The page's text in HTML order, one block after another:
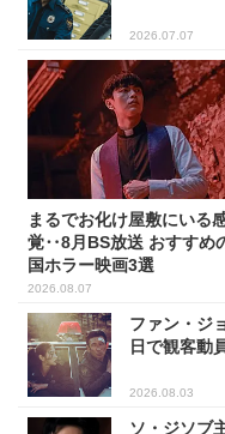
2026.07.07
まるでお化け屋敷にいる
覚‥8月BS放送 おすすめ
国ホラー映画3選
2026.08.07
ファン・ジ
日で観客動
2026.08.03
ソ・ジソブ